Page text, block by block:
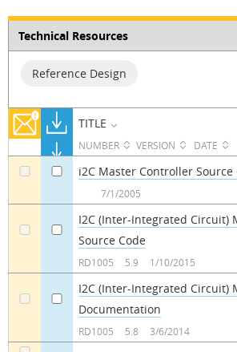
Technical Resources
Reference Design
TITLE
NUMBER VERSION DATE
i2C Master Controller Source
7/1/2005
I2C (Inter-Integrated Circuit)
Source Code
RD1005 5.9 1/10/2015
I2C (Inter-Integrated Circuit)
Documentation
RD1005 5.8 3/6/2014